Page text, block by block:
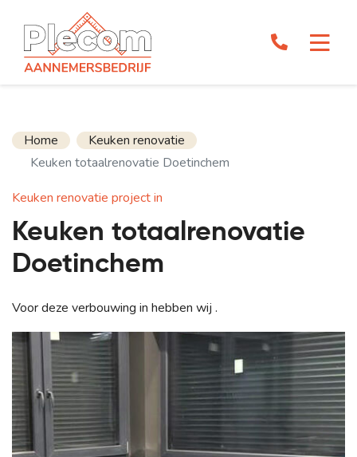
Home
Keuken renovatie
Keuken totaalrenovatie Doetinchem
Keuken renovatie project in
Keuken totaalrenovatie
Doetinchem
Voor deze verbouwing in hebben wij .